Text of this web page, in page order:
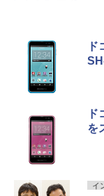
を
イ